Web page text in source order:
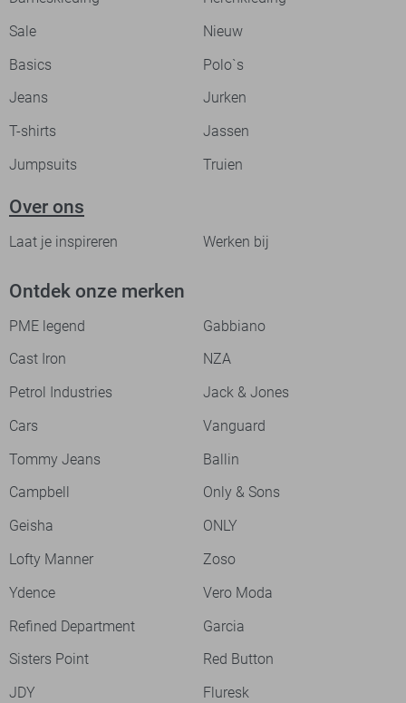
Sale
Nieuw
Basics
Polo`s
Jeans
Jurken
T-shirts
Jassen
Jumpsuits
Truien
Over ons
Laat je inspireren Werken bij
Ontdek onze merken
PME legend
Gabbiano
Cast Iron
NZA
Petrol Industries
Jack & Jones
Cars
Vanguard
Tommy Jeans
Ballin
Campbell
Only & Sons
Geisha
ONLY
Lofty Manner
Zoso
Ydence
Vero Moda
Refined Department
Garcia
Sisters Point
Red Button
JDY
Fluresk